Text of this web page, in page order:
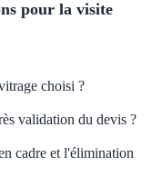
pour la visite
choisi ?
validation du devis ?
cadre et l'élimination